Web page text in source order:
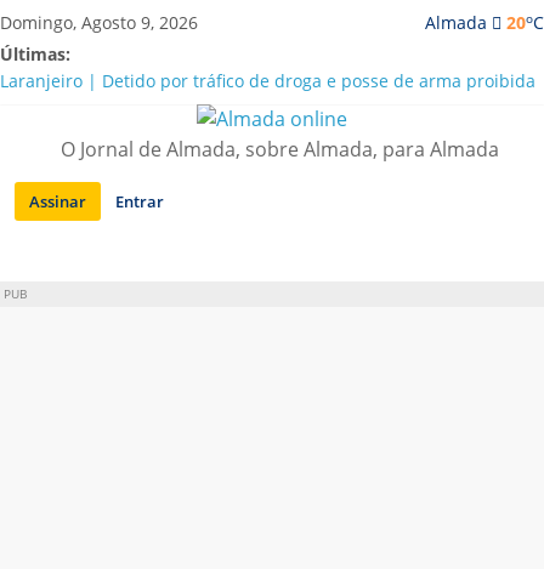
Saltar
para
conteúdo
Almada 20oC
Domingo, Agosto 9, 2026
Últimas:
Laranjeiro | Detido por tráfico de droga e posse de arma proibida
A “crise” da água em Almada: ilações e ensinamentos necessários
Costa da Caparica | Polícia Marítima e ASAE detectam
irregularidades em habitações e restaurantes
APA diz que falta de água em Almada “foi um problema de má
O Jornal de Almada, sobre Almada, para Almada
Assinar Entrar
PUB